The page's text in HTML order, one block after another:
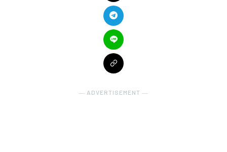
― ADVERTISEMENT ―